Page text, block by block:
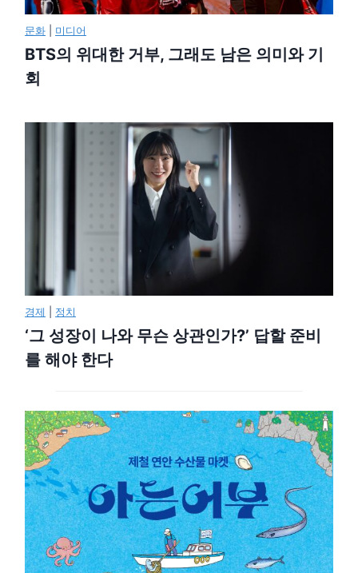
문화 미디어
BTS의 위대한 거부, 그래도 남은 의미와 기
회
경제 정치
‘그 성장이 나와 무슨 상관인가?’ 답할 준비
를 해야 한다